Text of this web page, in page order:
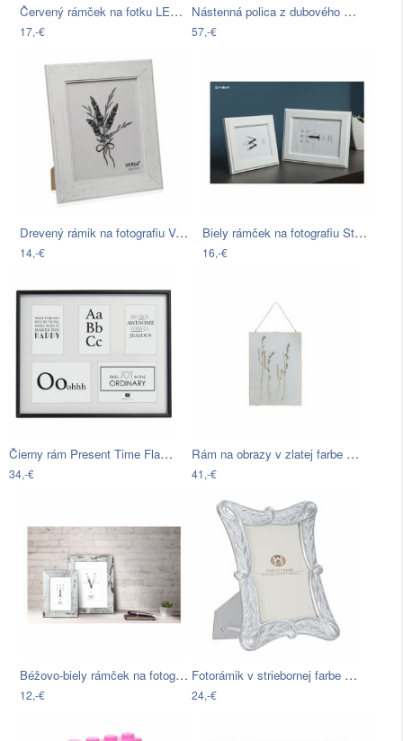
Červený rámček na fotku LEGO®, 19,3 x 4…
17,-€
Nástenná polica z dubového dreva na…
57,-€
Drevený rámik na fotografiu Versa…
14,-€
Biely rámček na fotografiu Styler Malmo…
16,-€
Čierny rám Present Time Flawless, 20 ×…
34,-€
Rám na obrazy v zlatej farbe BePureHome…
41,-€
Béžovo-biely rámček na fotografiu…
12,-€
Fotorámik v striebornej farbe Mauro…
24,-€